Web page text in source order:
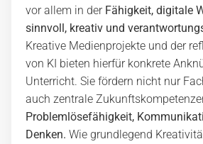
vor allem in der Fähigkeit, digitale
sinnvoll, kreativ und
Kreative Medienprojekte und der
von KI bieten hierfür konkrete
Unterricht. Sie fördern nicht nur
auch zentrale
Problemlösefähigkeit,
Denken. Wie grundlegend